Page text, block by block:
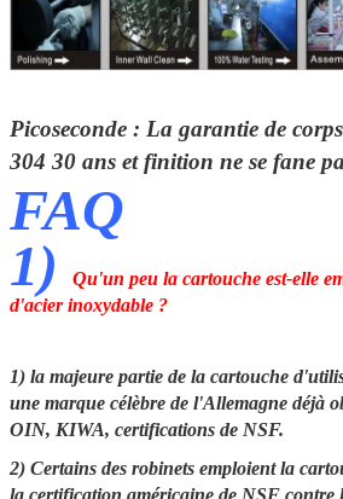
Picoseconde : La garantie de
304 30 ans et finition ne se fane
FAQ
1)
Qu'un peu la cartouche est-elle
d'acier inoxydable ?
1) la majeure partie de la cartouche
une marque célèbre de l'Allemagne déjà
OIN, KIWA, certifications de NSF.
2) Certains des robinets emploient la
la certification américaine de NSF contre